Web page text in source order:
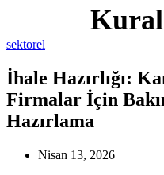
sektorel
İhale Hazırlığı:
Firmalar İçin
Hazırlama
Nisan 13, 2026